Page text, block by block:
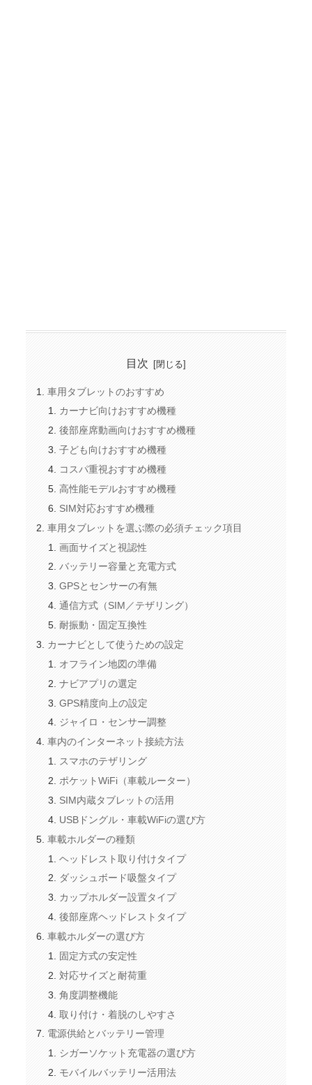
目次
車用タブレットのおすすめ
カーナビ向けおすすめ機種
後部座席動画向けおすすめ機種
子ども向けおすすめ機種
コスパ重視おすすめ機種
高性能モデルおすすめ機種
SIM対応おすすめ機種
車用タブレットを選ぶ際の必須チェック項目
画面サイズと視認性
バッテリー容量と充電方式
GPSとセンサーの有無
通信方式（SIM／テザリング）
耐振動・固定互換性
カーナビとして使うための設定
オフライン地図の準備
ナビアプリの選定
GPS精度向上の設定
ジャイロ・センサー調整
車内のインターネット接続方法
スマホのテザリング
ポケットWiFi（車載ルーター）
SIM内蔵タブレットの活用
USBドングル・車載WiFiの選び方
車載ホルダーの種類
ヘッドレスト取り付けタイプ
ダッシュボード吸盤タイプ
カップホルダー設置タイプ
後部座席ヘッドレストタイプ
車載ホルダーの選び方
固定方式の安定性
対応サイズと耐荷重
角度調整機能
取り付け・着脱のしやすさ
電源供給とバッテリー管理
シガーソケット充電器の選び方
モバイルバッテリー活用法